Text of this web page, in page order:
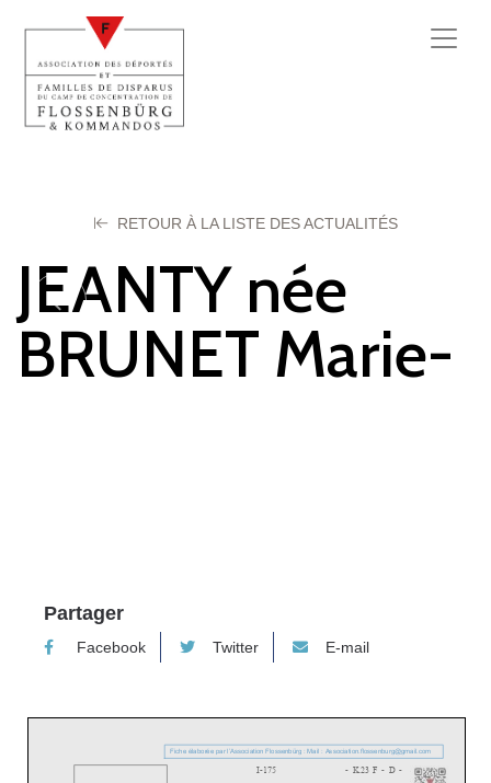
RETOUR À LA LISTE DES ACTUALITÉS
JEANTY née
BRUNET Marie-
Partager
Facebook Twitter E-mail